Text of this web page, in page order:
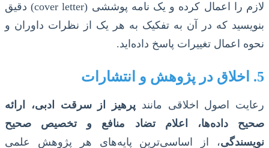
لازم را اعمال کرده و یک نامه پوششی (cover letter) دقیق
بنویسید که در آن به تفکیک به هر یک از نظرات داوران و
نحوه اعمال تغییرات پاسخ داده‌اید.
5. اخلاق در پژوهش و انتشارات
رعایت اصول اخلاقی مانند پرهیز از سرقت ادبی، ارائه
صحیح داده‌ها، اعلام تضاد منافع و تخصیص صحیح
نویسندگی، از اساسی‌ترین پایه‌های هر پژوهش علمی